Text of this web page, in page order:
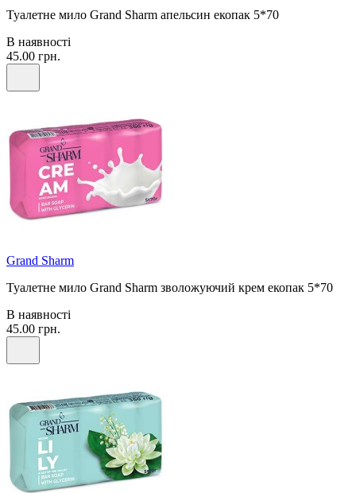
Туалетне мило Grand Sharm апельсин екопак 5*70
В наявності
45.00 грн.
Grand Sharm
Туалетне мило Grand Sharm зволожуючий крем екопак 5*70
В наявності
45.00 грн.